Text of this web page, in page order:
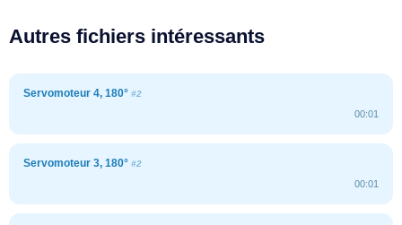
Autres fichiers intéressants
Servomoteur 4, 180° #2
00:01
Servomoteur 3, 180° #2
00:01